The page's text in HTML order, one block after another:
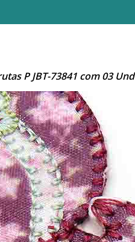
P JBT-73841 com 03 Und